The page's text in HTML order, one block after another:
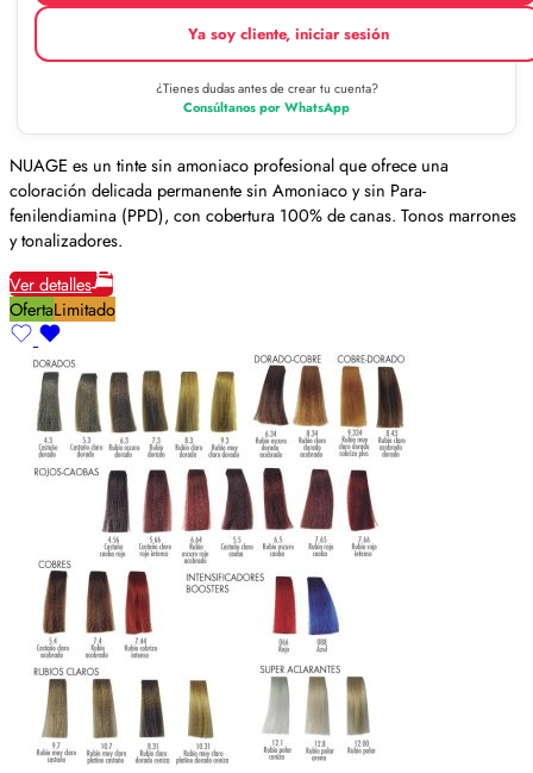
Ya soy cliente, iniciar sesión
¿Tienes dudas antes de crear tu cuenta?
Consúltanos por WhatsApp
NUAGE es un tinte sin amoniaco profesional que ofrece una
coloración delicada permanente sin Amoniaco y sin Para-
fenilendiamina (PPD), con cobertura 100% de canas. Tonos marrones
y tonalizadores.
Ver detalles
OfertaLimitado